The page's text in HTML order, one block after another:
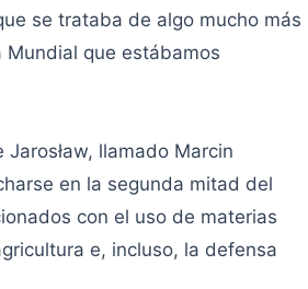
se trataba de algo mucho más
Mundial que estábamos
llamado Marcin
en la segunda mitad del
con el uso de materias
e, incluso, la defensa